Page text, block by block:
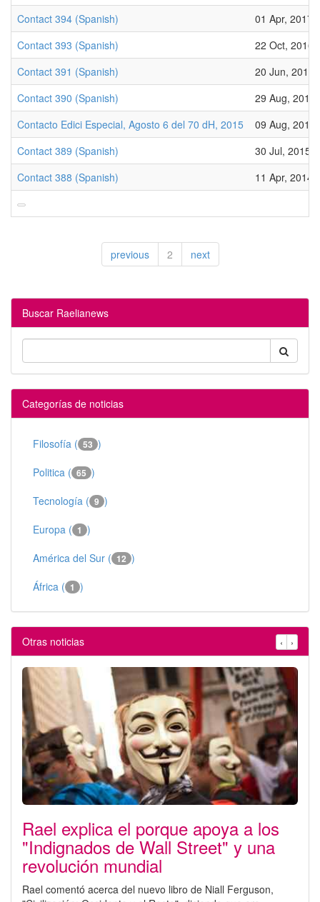
Contact 394 (Spanish)
01 Apr, 2017
Contact 393 (Spanish)
22 Oct, 2016
Contact 391 (Spanish)
20 Jun, 2016
Contact 390 (Spanish)
29 Aug, 2015
Contacto Edici Especial, Agosto 6 del 70 dH, 2015
09 Aug, 2015
Contact 389 (Spanish)
30 Jul, 2015
Contact 388 (Spanish)
11 Apr, 2014
previous 2 next
Buscar Raelianews
Categorías de noticias
Filosofía ( 53 )
Politica ( 65 )
Tecnología ( 9 )
Europa ( 1 )
América del Sur ( 12 )
África ( 1 )
Otras noticias ‹ ›
Rael explica el porque apoya a los
"Indignados de Wall Street" y una
revolución mundial
Rael comentó acerca del nuevo libro de Niall Ferguson,